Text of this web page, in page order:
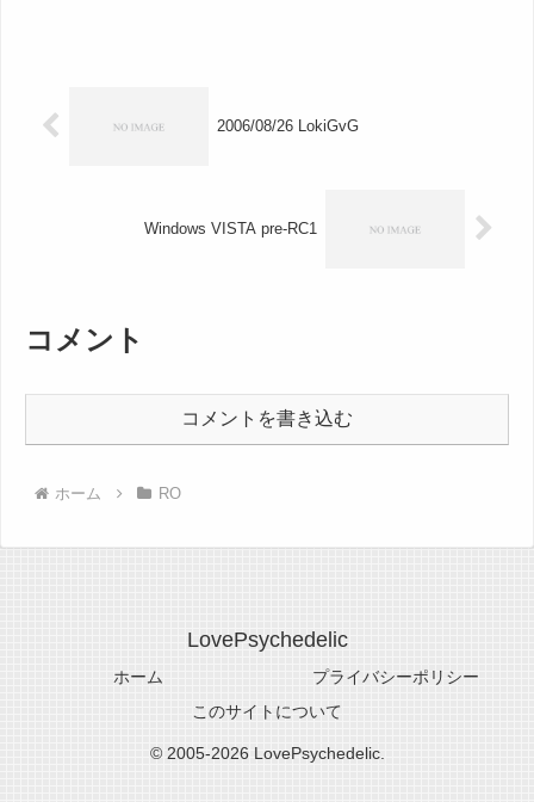
2006/08/26 LokiGvG
Windows VISTA pre-RC1
コメント
コメントを書き込む
ホーム RO
LovePsychedelic
ホーム
プライバシーポリシー
このサイトについて
© 2005-2026 LovePsychedelic.